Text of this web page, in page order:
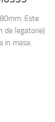
Este
de legatorie)
in masa.